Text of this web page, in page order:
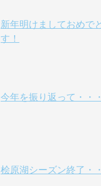
新年明けましておめで
す！
今年を振り返って・・・
桧原湖シーズン終了・